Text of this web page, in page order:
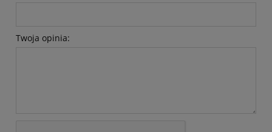
Twoja opinia: